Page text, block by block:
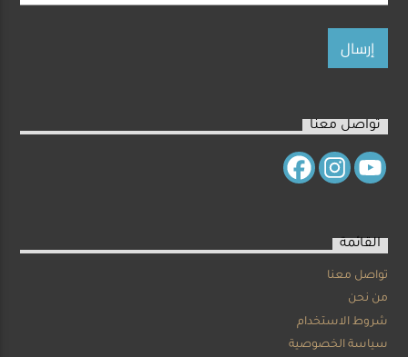
تواصل معنا
القائمة
تواصل معنا
من نحن
شروط الاستخدام
سياسة الخصوصية